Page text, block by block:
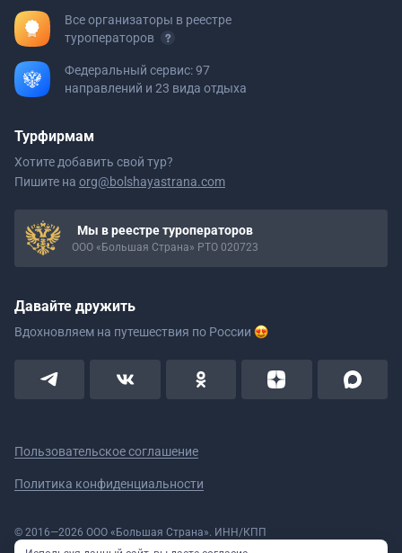
Все организаторы в реестре
туроператоров
Федеральный сервис: 97
направлений и 23 вида отдыха
Турфирмам
Хотите добавить свой тур?
Пишите на org@bolshayastrana.com
Мы в реестре туроператоров
ООО «Большая Страна» РТО 020723
Давайте дружить
Вдохновляем на путешествия по России
Пользовательское соглашение
Политика конфиденциальности
© 2016—2026 ООО «Большая Страна». ИНН/КПП
5908078160/590801001 ОГРН 1185958020533